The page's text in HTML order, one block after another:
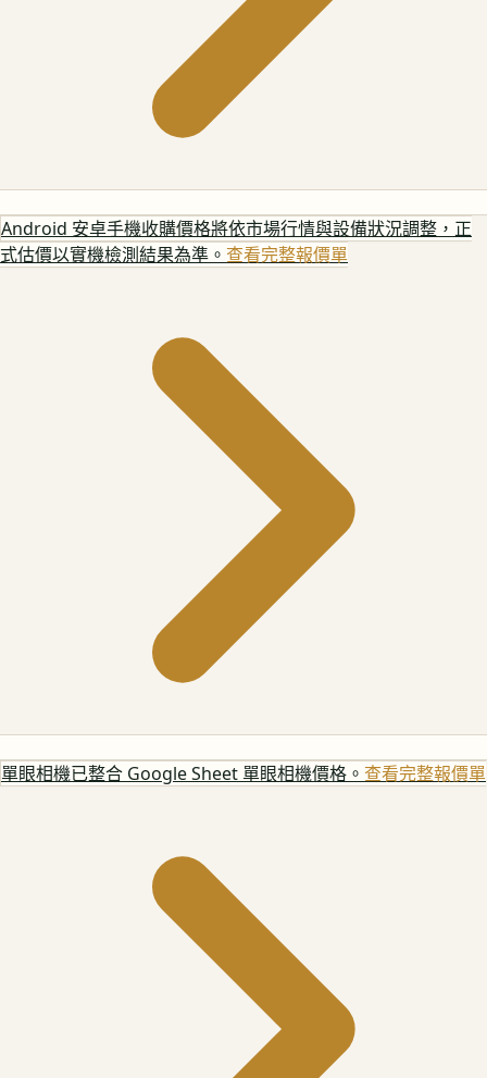
Android 安卓手機收購價格將依市場行情與設備狀況調整，正
式估價以實機檢測結果為準。 查看完整報價單
單眼相機已整合 Google Sheet 單眼相機價格。 查看完整報價單